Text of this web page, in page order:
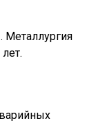
Металлургия